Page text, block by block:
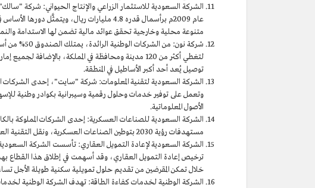
الشركة السعودية للاستثمار الزراعي والإنتاج الحيواني: شركة
عام 2009م برأسمال قدره 4.8 مليارات ريال،
متنوعة محلية وخارجية تحقق عوائد مالية تضمن لها الاستدامة
شركة نون: من
لتغطي أكثر من 120 مدينة ومحافظة في المملكة،
توصيل يُعد أحد أكبر الأساطيل في المنطقة.
وتعمل على توفير خدمات وحلول رقمية وسيبرانية بكوادر وطنية
الأصول المعلوماتية.
مستهدفات رؤية 2030 بتوطين الصناعات العسكرية، ونقل التقنية العالمية والمعرفة في القطاع إلى المملكة.
ترخيص إعادة التمويل العقاري، وقد أسهمت في إطلاق هذا القطاع
خلال تمكن المقرضين من تقديم حلول تمويلية سكنية طويلة الأجل
الشركة الوطنية لخدمات كفاءة الطاقة: تهدف الشركة الوطنية